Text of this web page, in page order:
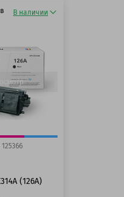
В наличии
(126A)